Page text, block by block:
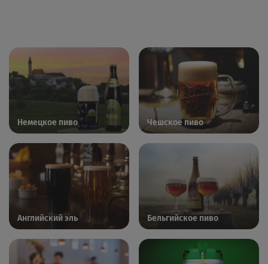
Немецкое пиво Чешское пиво
Английский эль Бельгийское пиво